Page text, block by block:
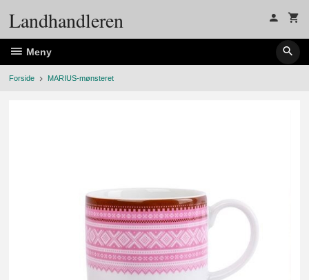
Landhandleren
Meny
Forside MARIUS-mønsteret